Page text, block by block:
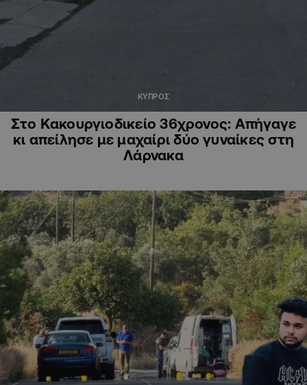
ΚΥΠΡΟΣ
Στο Κακουργιοδικείο 36χρονος: Απήγαγε
κι απείλησε με μαχαίρι δύο γυναίκες στη
Λάρνακα